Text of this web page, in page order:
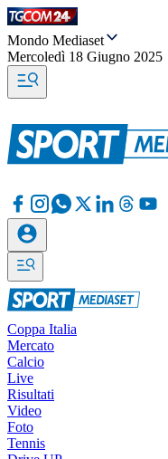
Mondo Mediaset
Mercoledì 18 Giugno 2025
Coppa Italia
Mercato
Calcio
Live
Risultati
Video
Foto
Tennis